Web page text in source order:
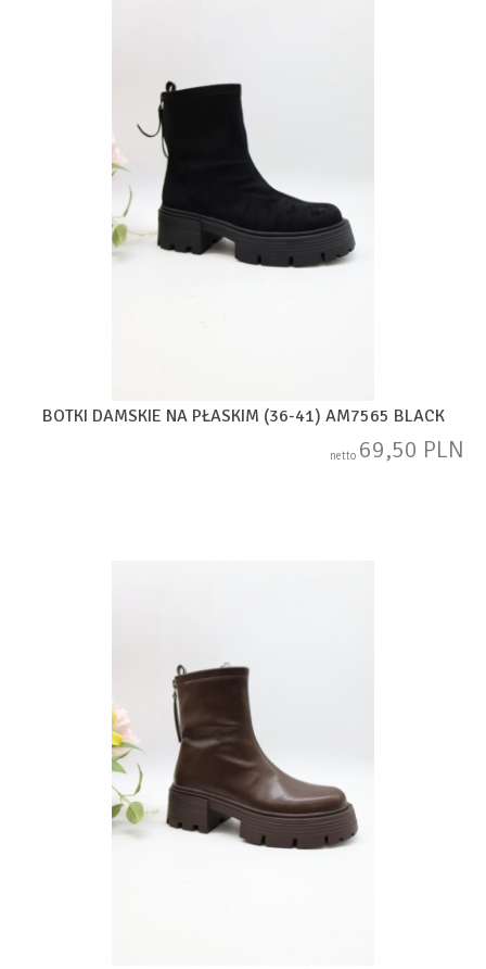
BOTKI DAMSKIE NA PŁASKIM (36-41) AM7565 BLACK
netto 69,50 PLN